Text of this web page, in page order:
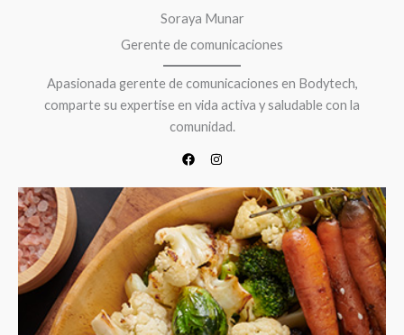
Soraya Munar
Gerente de comunicaciones
Apasionada gerente de comunicaciones en Bodytech,
comparte su expertise en vida activa y saludable con la
comunidad.